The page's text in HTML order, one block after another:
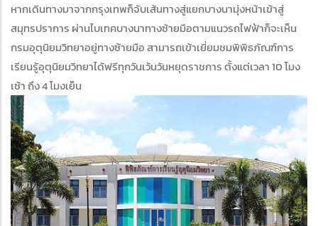
หากเดินทางมาจากกรุงเทพก็จับเส้นทางสู่แยกบางนามุ่งหน้าเข้าสู่
สมุทรปราการ ผ่านไบเทคบางนาทางซ้ายมือตามแนวรถไฟฟ้าก็จะเห็น
กรมอุตุนิยมวิทยาอยู่ทางซ้ายมือ สามารถเข้าเยี่ยมชมพิพิธภัณฑ์การ
เรียนรู้อุตุนิยมวิทยาได้ฟรีทุกวันเว้นวันหยุดราชการ ตั้งแต่เวลา 10 โมง
เช้า ถึง 4 โมงเย็น